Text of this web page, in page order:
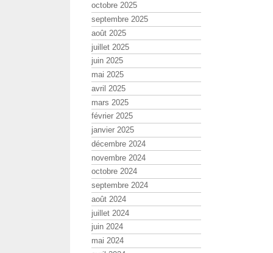
octobre 2025
septembre 2025
août 2025
juillet 2025
juin 2025
mai 2025
avril 2025
mars 2025
février 2025
janvier 2025
décembre 2024
novembre 2024
octobre 2024
septembre 2024
août 2024
juillet 2024
juin 2024
mai 2024